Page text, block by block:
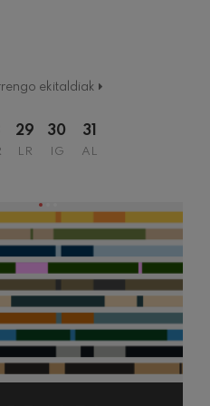
ekitaldiak
29
LR
30
IG
31
AL